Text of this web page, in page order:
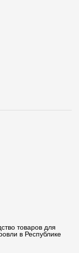
товаров для
в Республике